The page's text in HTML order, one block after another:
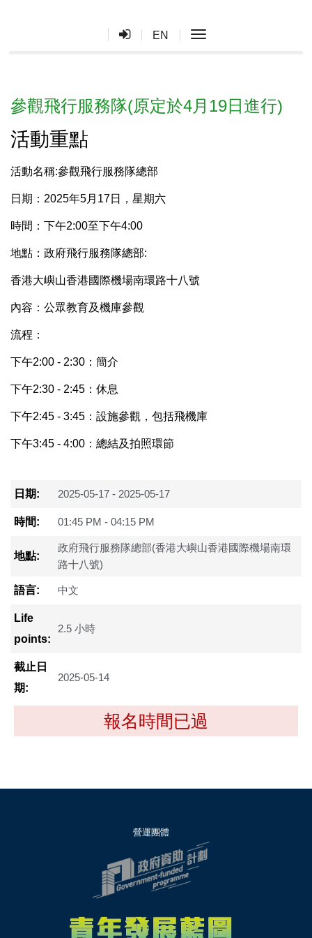
EN toggle navigation
參觀飛行服務隊(原定於4月19日進行)
活動重點
活動名稱:參觀飛行服務隊總部
日期：2025年5月17日，星期六
時間：下午2:00至下午4:00
地點：政府飛行服務隊總部:
香港大嶼山香港國際機場南環路十八號
內容：公眾教育及機庫參觀
流程：
下午2:00 - 2:30：簡介
下午2:30 - 2:45：休息
下午2:45 - 3:45：設施參觀，包括飛機庫
下午3:45 - 4:00：總結及拍照環節
日期: 2025-05-17 - 2025-05-17
時間: 01:45 PM - 04:15 PM
地點:
政府飛行服務隊總部(香港大嶼山香港國際機場南環
路十八號)
語言: 中文
Life
points:
2.5 小時
截止日
期:
2025-05-14
報名時間已過
營運團體